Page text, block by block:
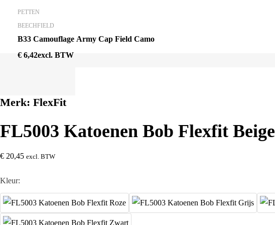
PETTEN
BEECHFIELD
B33 Camouflage Army Cap Field Camo
€ 6,42excl. BTW
Merk: FlexFit
FL5003 Katoenen Bob Flexfit Beige
€ 20,45 excl. BTW
Kleur: